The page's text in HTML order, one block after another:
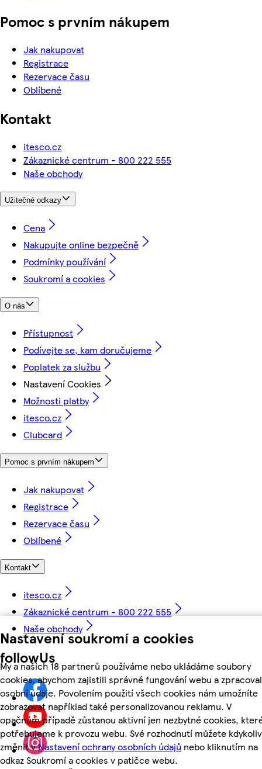
Nastavení soukromí a cookies
My a našich 18 partnerů používáme nebo ukládáme soubory
cookies, abychom zajistili správné fungování webu a
osobní údaje. Povolením použití všech cookies nám umožníte
zobrazovat například také personalizovanou reklamu. V
opačném případě zůstanou aktivní jen nezbytné cookies,
potřebujeme k provozu webu. Své rozhodnutí můžete kdykoliv
změnit vNastavení ochrany osobních údajů nebo kliknutím na
odkaz Soukromí a cookies v patičce webu.
Pomoc s prvním nákupem
Jak nakupovat
Registrace
Rezervace času
Oblíbené
Kontakt
itesco.cz
Zákaznické centrum - 800 222 555
Naše obchody
Užitečné odkazy
Cena
Nakupujte online bezpečně
Podmínky používání
Soukromí a cookies
O nás
Přístupnost
Podívejte se, kam doručujeme
Poplatek za službu
Nastavení Cookies
Možnosti platby
itesco.cz
Clubcard
Pomoc s prvním nákupem
Jak nakupovat
Registrace
Rezervace času
Oblíbené
Kontakt
itesco.cz
Zákaznické centrum - 800 222 555
Naše obchody
followUs